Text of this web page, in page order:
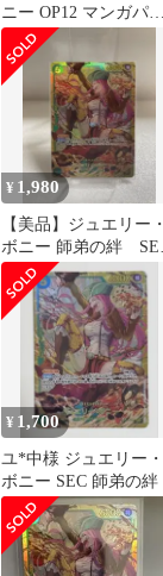
ニー OP12 マンガパラ
レル
¥ 1,980
【美品】ジュエリー・
ボニー 師弟の絆 SEC
OP12-118
¥ 1,700
ユ*中様 ジュエリー・
ボニー SEC 師弟の絆